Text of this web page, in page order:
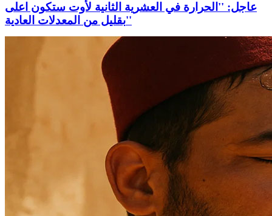
عاجل: ''الحرارة في العشرية الثانية لأوت ستكون اعلى
بقليل من المعدلات العادية''